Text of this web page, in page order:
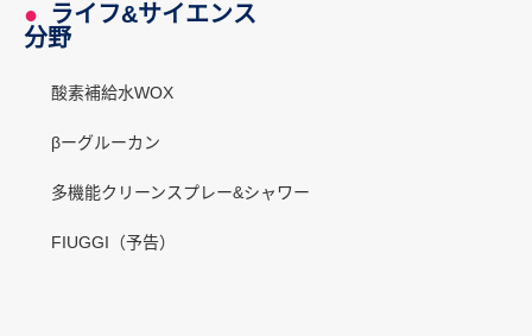
● ライフ&サイエンス
分野
酸素補給水WOX
βーグルーカン
多機能クリーンスプレー&シャワー
FIUGGI（予告）